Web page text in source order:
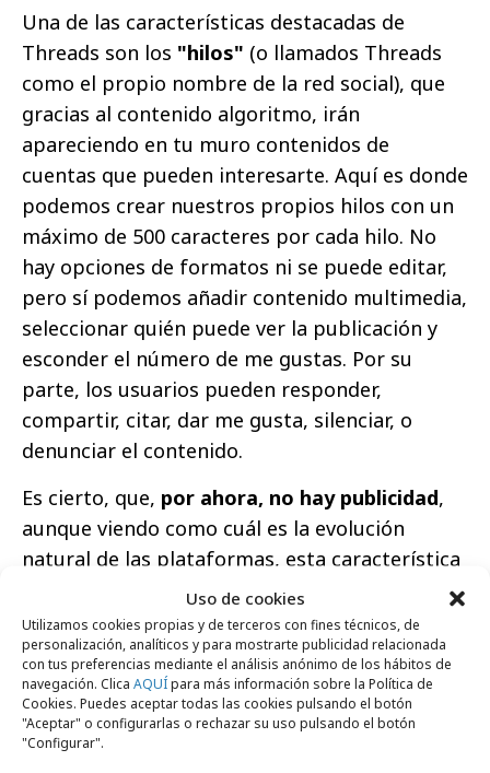
Uso de cookies
Utilizamos cookies propias y de terceros con fines técnicos, de
personalización, analíticos y para mostrarte publicidad relacionada
con tus preferencias mediante el análisis anónimo de los hábitos de
navegación. Clica AQUÍpara más información sobre la Política de
Cookies. Puedes aceptar todas las cookies pulsando el botón
"Aceptar" o configurarlas o rechazar su uso pulsando el botón
"Configurar".
Una de las características destacadas de
Threads son los "hilos" (o llamados Threads
como el propio nombre de la red social), que
gracias al contenido algoritmo, irán
apareciendo en tu muro contenidos de
cuentas que pueden interesarte. Aquí es donde
podemos crear nuestros propios hilos con un
máximo de 500 caracteres por cada hilo. No
hay opciones de formatos ni se puede editar,
pero sí podemos añadir contenido multimedia,
seleccionar quién puede ver la publicación y
esconder el número de me gustas. Por su
parte, los usuarios pueden responder,
compartir, citar, dar me gusta, silenciar, o
denunciar el contenido.
Es cierto, que, por ahora, no hay publicidad,
aunque viendo como cuál es la evolución
natural de las plataformas, esta característica
seguramente aparecerá en poco tiempo, ya
que es la forma más rápida de monetizar. Eso
sí, los influencers y caras conocidas ya están
comenzando a realizar sorteos para ganar
visibilidad en esta red social.
Por ahora, como es una primera versión, no